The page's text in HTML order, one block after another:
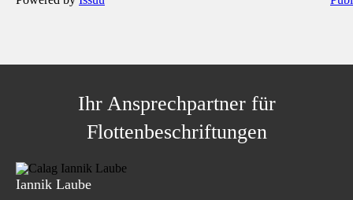
Ihr Ansprechpartner für
Flottenbeschriftungen
Iannik Laube